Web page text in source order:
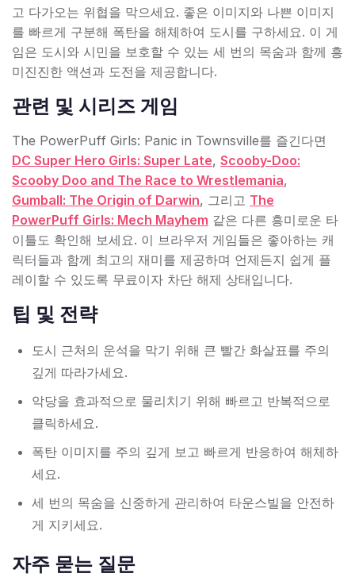
고 다가오는 위협을 막으세요. 좋은 이미지와 나쁜 이미지
를 빠르게 구분해 폭탄을 해체하여 도시를 구하세요. 이 게
임은 도시와 시민을 보호할 수 있는 세 번의 목숨과 함께 흥
미진진한 액션과 도전을 제공합니다.
관련 및 시리즈 게임
The PowerPuff Girls: Panic in Townsville를 즐긴다면
DC Super Hero Girls: Super Late, Scooby-Doo:
Scooby Doo and The Race to Wrestlemania,
Gumball: The Origin of Darwin, 그리고 The
PowerPuff Girls: Mech Mayhem 같은 다른 흥미로운 타
이틀도 확인해 보세요. 이 브라우저 게임들은 좋아하는 캐
릭터들과 함께 최고의 재미를 제공하며 언제든지 쉽게 플
레이할 수 있도록 무료이자 차단 해제 상태입니다.
팁 및 전략
도시 근처의 운석을 막기 위해 큰 빨간 화살표를 주의
깊게 따라가세요.
악당을 효과적으로 물리치기 위해 빠르고 반복적으로
클릭하세요.
폭탄 이미지를 주의 깊게 보고 빠르게 반응하여 해체하
세요.
세 번의 목숨을 신중하게 관리하여 타운스빌을 안전하
게 지키세요.
자주 묻는 질문